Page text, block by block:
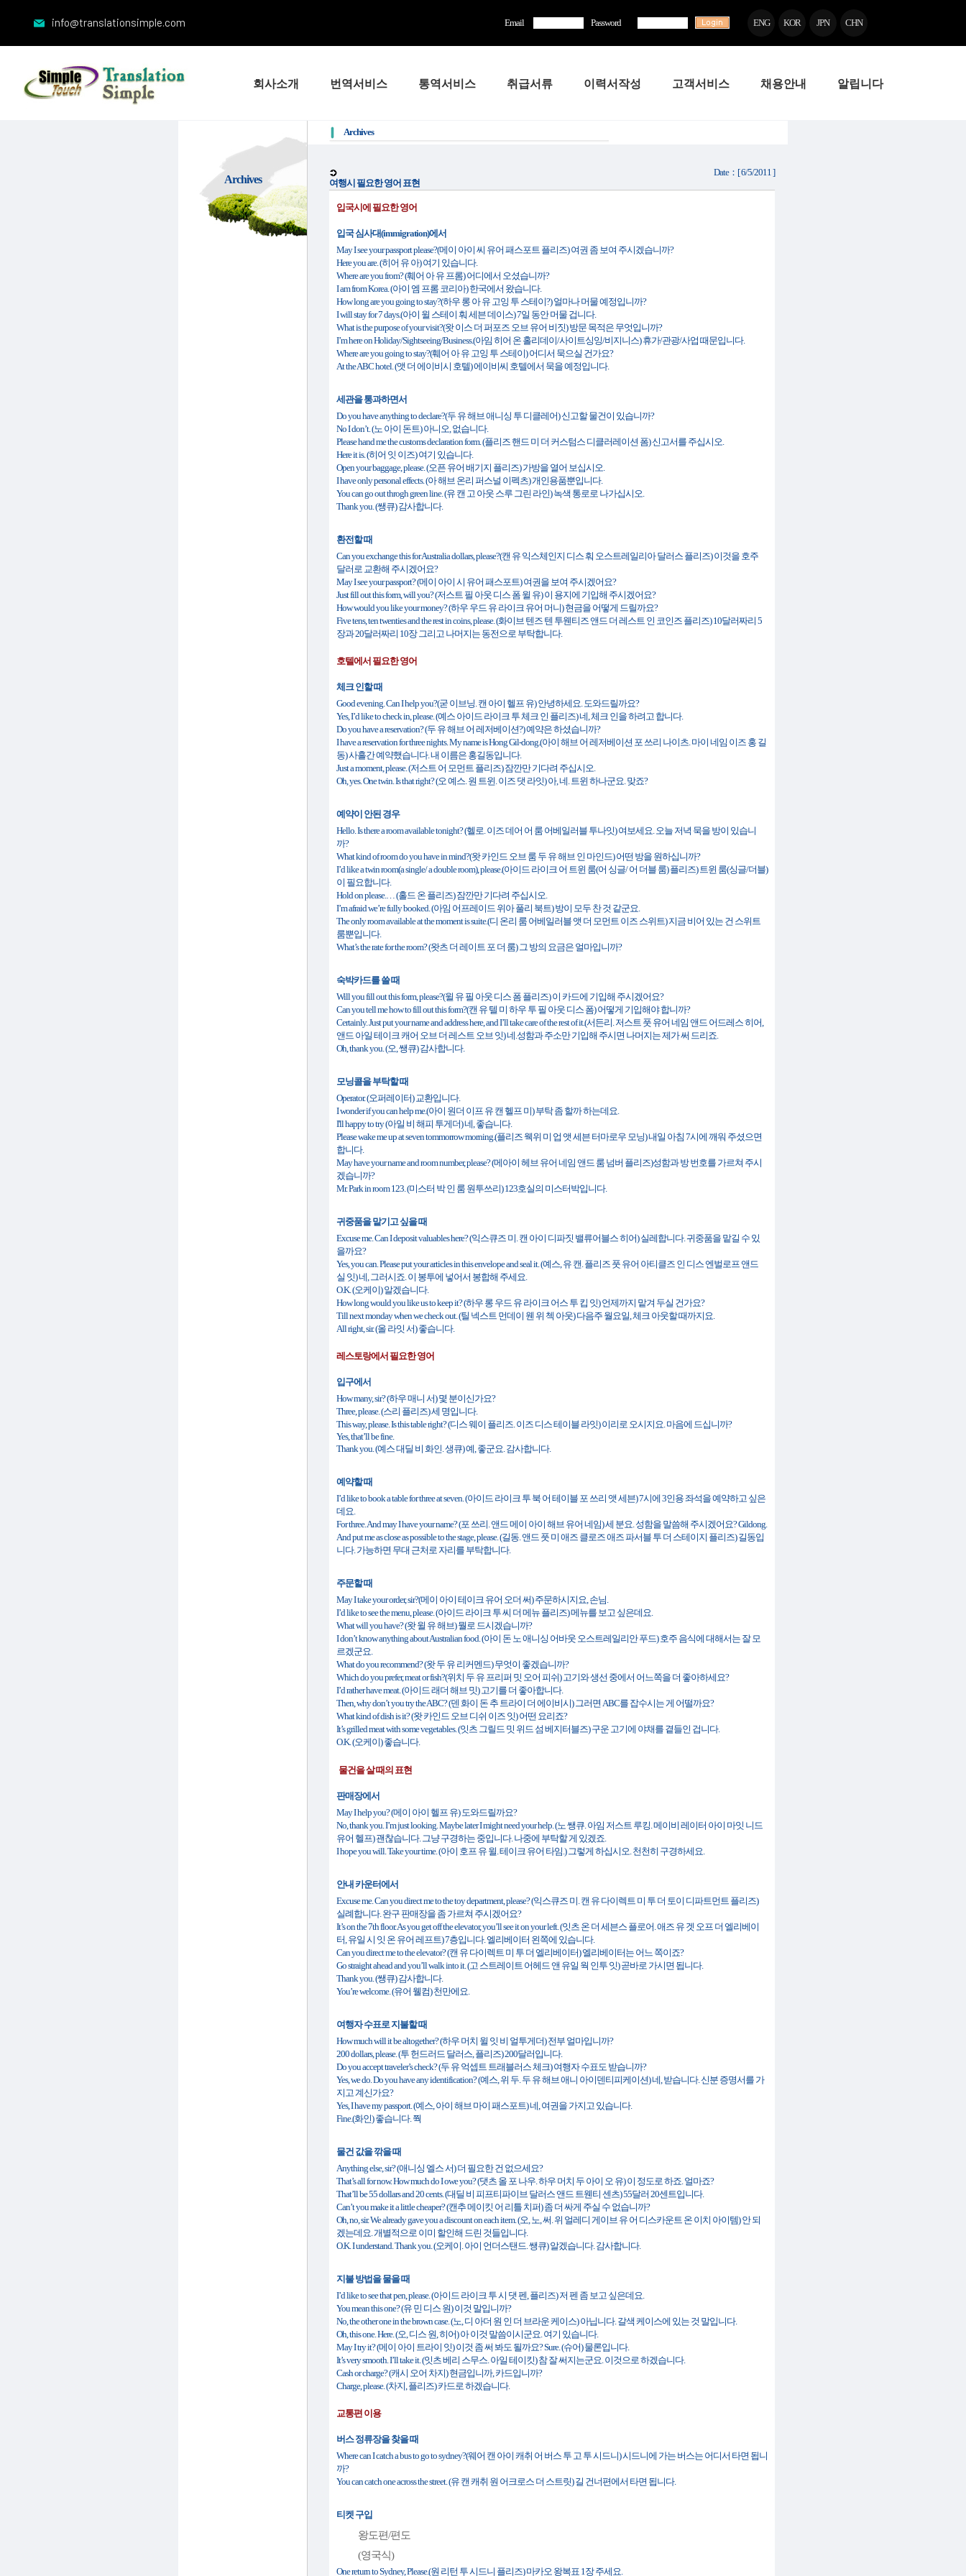
info@translationsimple.com Email Password ENG KOR JPN CHN
회사소개 번역서비스 통역서비스 취급서류 이력서작성 고객서비스 채용안내 알립니다
Archives
Archives
여행시 필요한 영어 표현
Date：[ 6/5/2011 ]
입국시에 필요한 영어
입국 심사대(immigration)에서
May I see your passport please?(메이 아이 씨 유어 패스포트 플리즈) 여권 좀 보여 주시겠습니까?
Here you are. (히어 유 아) 여기 있습니다.
Where are you from? (훼어 아 유 프롬) 어디에서 오셨습니까?
I am from Korea. (아이 엠 프롬 코리아) 한국에서 왔습니다.
How long are you going to stay?(하우 롱 아 유 고잉 투 스테이?) 얼마나 머물 예정입니까?
I will stay for 7 days.(아이 윌 스테이 훠 세븐 데이스) 7일 동안 머물 겁니다.
What is the purpose of your visit?(왓 이스 더 퍼포즈 오브 유어 비짓) 방문 목적은 무엇입니까?
I’m here on Holiday/Sightseeing/Business.(아임 히어 온 홀리데이/사이트싱잉/비지니스) 휴가/관광/사업 때문입니다.
Where are you going to stay?(훼어 아 유 고잉 투 스테이) 어디서 묵으실 건가요?
At the ABC hotel. (앳 더 에이비시 호텔) 에이비씨 호텔에서 묵을 예정입니다.
세관을 통과하면서
Do you have anything to declare?(두 유 해브 애니싱 투 디클레어) 신고할 물건이 있습니까?
No I don’t. (노 아이 돈트) 아니오, 없습니다.
Please hand me the customs declaration form. (플리즈 핸드 미 더 커스텀스 디클러레이션 폼) 신고서를 주십시오.
Here it is. (히어 잇 이즈) 여기 있습니다.
Open your baggage, please. (오픈 유어 배기지 플리즈) 가방을 열어 보십시오.
I have only personal effects. (아 해브 온리 퍼스널 이펙츠) 개인용품뿐입니다.
You can go out throgh green line. (유 캔 고 아웃 스루 그린 라인) 녹색 통로로 나가십시오.
Thank you. (쌩큐) 감사합니다.
환전할 때
Can you exchange this for Australia dollars, please?(캔 유 익스체인지 디스 훠 오스트레일리아 달러스 플리즈) 이것을 호주
달러로 교환해 주시겠어요?
May I see your passport? (메이 아이 시 유어 패스포트) 여권을 보여 주시겠어요?
Just fill out this form, will you? (저스트 필 아웃 디스 폼 윌 유) 이 용지에 기입해 주시겠어요?
How would you like your money? (하우 우드 유 라이크 유어 머니) 현금을 어떻게 드릴까요?
Five tens, ten twenties and the rest in coins, please. (화이브 텐즈 텐 투웬티즈 앤드 더 레스트 인 코인즈 플리즈) 10달러짜리 5
장과 20달러짜리 10장 그리고 나머지는 동전으로 부탁합니다.
호텔에서 필요한 영어
체크 인할 때
Good evening. Can I help you?(굳 이브닝. 캔 아이 헬프 유) 안녕하세요. 도와드릴까요?
Yes, I’d like to check in, please. (예스 아이드 라이크 투 체크 인 플리즈) 네, 체크 인을 하려고 합니다.
Do you have a reservation? (두 유 해브 어 레저베이션?) 예약은 하셨습니까?
I have a reservation for three nights. My name is Hong Gil-dong.(아이 해브 어 레저베이션 포 쓰리 나이츠. 마이 네임 이즈 홍 길
동) 사흘간 예약했습니다. 내 이름은 홍길동입니다.
Just a moment, please. (저스트 어 모먼트 플리즈) 잠깐만 기다려 주십시오.
Oh, yes. One twin. Is that right? (오 예스. 원 트윈. 이즈 댓 라잇) 아, 네. 트윈 하나군요. 맞죠?
예약이 안된 경우
Hello. Is there a room available tonight? (헬로. 이즈 데어 어 룸 어베일러블 투나잇) 여보세요. 오늘 저녁 묵을 방이 있습니
까?
What kind of room do you have in mind?(왓 카인드 오브 룸 두 유 해브 인 마인드) 어떤 방을 원하십니까?
I’d like a twin room(a single/ a double room), please.(아이드 라이크 어 트윈 룸(어 싱글/ 어 더블 룸) 플리즈) 트윈 룸(싱글/더블)
이 필요합니다.
Hold on please.… (홀드 온 플리즈) 잠깐만 기다려 주십시오.
I’m afraid we’re fully booked. (아임 어프레이드 위아 풀리 북트) 방이 모두 찬 것 같군요.
The only room available at the moment is suite.(디 온리 룸 어베일러블 앳 더 모먼트 이즈 스위트) 지금 비어 있는 건 스위트
룸뿐입니다.
What’s the rate for the room? (왓츠 더 레이트 포 더 룸) 그 방의 요금은 얼마입니까?
숙박카드를 쓸 때
Will you fill out this form, please?(윌 유 필 아웃 디스 폼 플리즈) 이 카드에 기입해 주시겠어요?
Can you tell me how to fill out this form?(캔 유 텔 미 하우 투 필 아웃 디스 폼) 어떻게 기입해야 합니까?
Certainly. Just put your name and address here, and I’ll take care of the rest of it.(서든리. 저스트 풋 유어 네임 앤드 어드레스 히어,
앤드 아일 테이크 캐어 오브 더 레스트 오브 잇) 네.성함과 주소만 기입해 주시면 나머지는 제가 써 드리죠.
Oh, thank you. (오, 쌩큐) 감사합니다.
모닝콜을 부탁할 때
Operator. (오퍼레이터) 교환입니다.
I wonder if you can help me.(아이 원더 이프 유 캔 헬프 미) 부탁 좀 할까 하는데요.
I'll happy to try (아일 비 해피 투게더) 네, 좋습니다.
Please wake me up at seven tommorrow morning.(플리즈 웩위 미 업 앳 세븐 터마로우 모닝) 내일 아침 7시에 깨워 주셨으면
합니다.
May have your name and room number, please? (메아이 헤브 유어 네임 앤드 룸 넘버 플리즈)성함과 방 번호를 가르쳐 주시
겠습니까?
Mr. Park in room 123. (미스터 박 인 룸 원투쓰리) 123호실의 미스터박입니다.
귀중품을 맡기고 싶을 때
Excuse me. Can I deposit valuables here? (익스큐즈 미. 캔 아이 디파짓 밸류어블스 히어) 실레합니다. 귀중품을 맡길 수 있
을까요?
Yes, you can. Please put your articles in this envelope and seal it. (예스, 유 캔. 플리즈 풋 유어 아티클즈 인 디스 엔벌로프 앤드
실 잇) 네, 그러시죠. 이 봉투에 넣어서 봉합해 주세요.
O.K. (오케이) 알겠습니다.
How long would you like us to keep it? (하우 롱 우드 유 라이크 어스 투 킵 잇) 언제까지 맡겨 두실 건가요?
Till next monday when we check out. (틸 넥스트 먼데이 웬 위 첵 아웃) 다음주 월요일, 체크 아웃할 때까지요.
All right, sir. (올 라잇 서) 좋습니다.
레스토랑에서 필요한 영어
입구에서
How many, sir? (하우 매니 서) 몇 분이신가요?
Three, please. (스리 플리즈) 세 명입니다.
This way, please. Is this table right? (디스 웨이 플리즈. 이즈 디스 테이블 라잇) 이리로 오시지요. 마음에 드십니까?
Yes, that’ll be fine.
Thank you. (예스 대딜 비 화인. 생큐) 예, 좋군요. 감사합니다.
예약할 때
I’d like to book a table for three at seven. (아이드 라이크 투 북 어 테이블 포 쓰리 앳 세븐) 7시에 3인용 좌석을 예약하고 싶은
데요.
For three. And may I have your name? (포 쓰리. 앤드 메이 아이 해브 유어 네임) 세 분요. 성함을 말씀해 주시겠어요? Gildong.
And put me as close as possible to the stage, please. (길동. 앤드 풋 미 애즈 클로즈 애즈 파서블 투 더 스테이지 플리즈) 길동입
니다. 가능하면 무대 근처로 자리를 부탁합니다.
주문할 때
May I take your order, sir?(메이 아이 테이크 유어 오더 써) 주문하시지요, 손님.
I’d like to see the menu, please. (아이드 라이크 투 씨 더 메뉴 플리즈) 메뉴를 보고 싶은데요.
What will you have? (왓 윌 유 해브) 뭘로 드시겠습니까?
I don’t know anything about Australian food. (아이 돈 노 애니싱 어바웃 오스트레일리안 푸드) 호주 음식에 대해서는 잘 모
르겠군요.
What do you recommend? (왓 두 유 리커멘드) 무엇이 좋겠습니까?
Which do you prefer, meat or fish?(위치 두 유 프리퍼 밋 오어 피쉬) 고기와 생선 중에서 어느쪽을 더 좋아하세요?
I’d rather have meat. (아이드 래더 해브 밋) 고기를 더 좋아합니다.
Then, why don’t you try the ABC? (덴 화이 돈 추 트라이 더 에이비시) 그러면 ABC를 잡수시는 게 어떨까요?
What kind of dish is it? (왓 카인드 오브 디쉬 이즈 잇) 어떤 요리죠?
It’s grilled meat with some vegetables. (잇츠 그릴드 밋 위드 섬 베지터블즈) 구운 고기에 야채를 곁들인 겁니다.
O.K. (오케이) 좋습니다.
물건을 살 때의 표현
판매장에서
May I help you? (메이 아이 헬프 유) 도와드릴까요?
No, thank you. I’m just looking. Maybe later I might need your help. (노 쌩큐. 아임 저스트 루킹. 메이비 레이터 아이 마잇 니드
유어 헬프) 괜찮습니다. 그냥 구경하는 중입니다. 나중에 부탁할 게 있겠죠.
I hope you will. Take your time. (아이 호프 유 윌. 테이크 유어 타임.) 그렇게 하십시오. 천천히 구경하세요.
안내 카운터에서
Excuse me. Can you direct me to the toy department, please? (익스큐즈 미. 캔 유 다이렉트 미 투 더 토이 디파트먼트 플리즈)
실례합니다. 완구 판매장을 좀 가르쳐 주시겠어요?
It’s on the 7th floor. As you get off the elevator, you’ll see it on your left. (잇츠 온 더 세븐스 플로어. 애즈 유 겟 오프 더 엘리베이
터, 유일 시 잇 온 유어 레프트) 7층입니다. 엘리베이터 왼쪽에 있습니다.
Can you direct me to the elevator? (캔 유 다이렉트 미 투 더 엘리베이터) 엘리베이터는 어느 쪽이죠?
Go straight ahead and you’ll walk into it. (고 스트레이트 어헤드 앤 유일 웍 인투 잇) 곧바로 가시면 됩니다.
Thank you. (쌩큐) 감사합니다.
You’re welcome. (유어 웰컴) 천만에요.
여행자 수표로 지불할 때
How much will it be altogether? (하우 머치 윌 잇 비 얼투게더) 전부 얼마입니까?
200 dollars, please. (투 헌드러드 달러스, 플리즈) 200달러입니다.
Do you accept traveler’s check? (두 유 억셉트 트래블러스 체크) 여행자 수표도 받습니까?
Yes, we do. Do you have any identification? (예스, 위 두. 두 유 해브 애니 아이덴티피케이션) 네, 받습니다. 신분 증명서를 가
지고 계신가요?
Yes, I have my passport. (예스, 아이 해브 마이 패스포트) 네, 여권을 가지고 있습니다.
Fine.(화인) 좋습니다. 쭥
물건 값을 깎을 때
Anything else, sir? (애니싱 엘스 서) 더 필요한 건 없으세요?
That’s all for now. How much do I owe you? (댓츠 올 포 나우. 하우 머치 두 아이 오 유) 이 정도로 하죠. 얼마죠?
That’ll be 55 dollars and 20 cents. (대딜 비 피프티파이브 달러스 앤드 트웬티 센츠) 55달러 20센트입니다.
Can’t you make it a little cheaper? (캔추 메이킷 어 리틀 치퍼) 좀 더 싸게 주실 수 없습니까?
Oh, no, sir. We already gave you a discount on each item. (오, 노, 써. 위 얼레디 게이브 유 어 디스카운트 온 이치 아이템) 안 되
겠는데요. 개별적으로 이미 할인해 드린 것들입니다.
O.K. I understand. Thank you. (오케이. 아이 언더스탠드. 쌩큐) 알겠습니다. 감사합니다.
지불 방법을 물을 때
I’d like to see that pen, please. (아이드 라이크 투 시 댓 펜, 플리즈) 저 펜 좀 보고 싶은데요.
You mean this one? (유 민 디스 원) 이것 말입니까?
No, the other one in the brown case. (노, 디 아더 원 인 더 브라운 케이스) 아닙니다. 갈색 케이스에 있는 것 말입니다.
Oh, this one. Here. (오, 디스 원, 히어) 아 이것 말씀이시군요. 여기 있습니다.
May I try it? (메이 아이 트라이 잇) 이것 좀 써 봐도 될까요? Sure. (슈어) 물론입니다.
It’s very smooth. I’ll take it. (잇츠 베리 스무스. 아일 테이킷) 참 잘 써지는군요. 이것으로 하겠습니다.
Cash or charge? (캐시 오어 차지) 현금입니까, 카드입니까?
Charge, please. (차지, 플리즈) 카드로 하겠습니다.
교통편 이용
버스 정류장을 찾을 때
Where can I catch a bus to go to sydney?(웨어 캔 아이 캐취 어 버스 투 고 투 시드니) 시드니에 가는 버스는 어디서 타면 됩니
까?
You can catch one across the street. (유 캔 캐취 원 어크로스 더 스트릿) 길 건너편에서 타면 됩니다.
티켓 구입
왕도편/편도
(영국식)
One return to Sydney, Please.(원 리턴 투 시드니 플리즈) 마카오 왕복표 1장 주세요.